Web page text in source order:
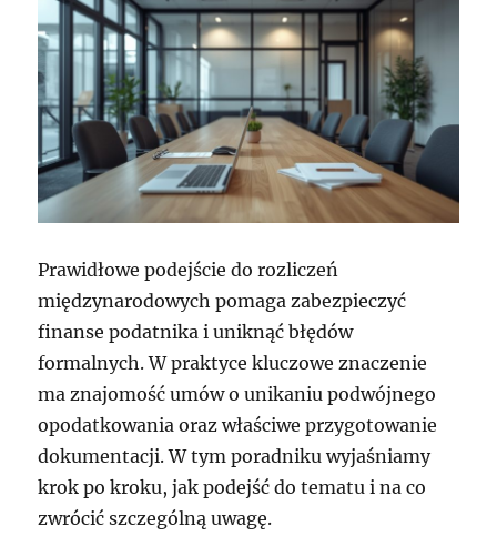
Prawidłowe podejście do rozliczeń
międzynarodowych pomaga zabezpieczyć
finanse podatnika i uniknąć błędów
formalnych. W praktyce kluczowe znaczenie
ma znajomość umów o unikaniu podwójnego
opodatkowania oraz właściwe przygotowanie
dokumentacji. W tym poradniku wyjaśniamy
krok po kroku, jak podejść do tematu i na co
zwrócić szczególną uwagę.